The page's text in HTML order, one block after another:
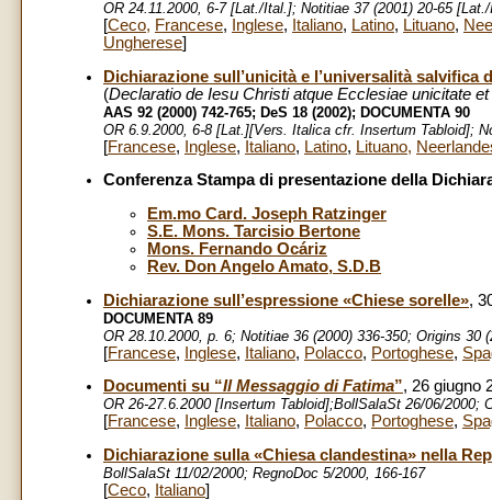
OR 24.11.2000, 6-7 [Lat./Ital.]; Notitiae 37 (2001) 20-65
[Ceco, Francese, Inglese, Italiano, Latino, Lituano,
Ungherese]
Dichiarazione sull’unicità e l’universalità salvifica
(Declaratio de Iesu Christi atque Ecclesiae unicitate
AAS 92 (2000) 742-765; DeS 18 (2002); DOCUMENTA 90
OR 6.9.2000, 6-8 [Lat.][Vers. Italica cfr. Insertum Tabloid];
[Francese, Inglese, Italiano, Latino, Lituano,
Conferenza Stampa di presentazione della
Em.mo Card. Joseph Ratzinger
S.E. Mons. Tarcisio Bertone
Mons. Fernando Ocáriz
Rev. Don Angelo Amato, S.D.B
Dichiarazione sull’espressione «Chiese sorelle»,
DOCUMENTA 89
OR 28.10.2000, p. 6; Notitiae 36 (2000) 336-350; Origins 30
[Francese, Inglese, Italiano, Polacco, Portoghese,
Documenti su “Il Messaggio di Fatima”, 26 giugno
OR 26-27.6.2000 [Insertum Tabloid];BollSalaSt 26/06/2000;
[Francese, Inglese, Italiano, Polacco, Portoghese,
Dichiarazione sulla «Chiesa clandestina» nella
BollSalaSt 11/02/2000; RegnoDoc 5/2000, 166-167
[Ceco, Italiano]